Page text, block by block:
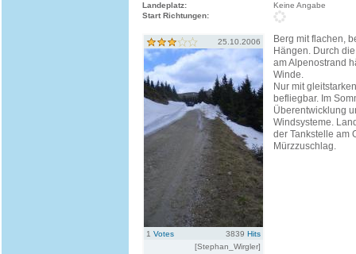
Landeplatz:
Keine Angabe
Start Richtungen:
25.10.2006
1 Votes 3839 Hits
[Stephan_Wirgler]
Berg mit flachen,
Hängen. Durch
am Alpenostrand
Winde.
Nur mit
befliegbar. Im
Überentwicklung
Windsysteme.
der Tankstelle am
Mürzzuschlag.